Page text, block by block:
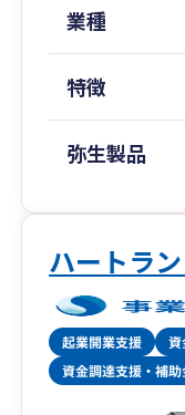
リモート面談
業種
特徴
弥生製品
ハートラ